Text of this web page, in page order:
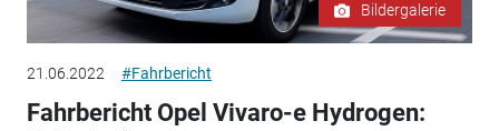
Bildergalerie
21.06.2022 #Fahrbericht
Fahrbericht Opel Vivaro-e Hydrogen: